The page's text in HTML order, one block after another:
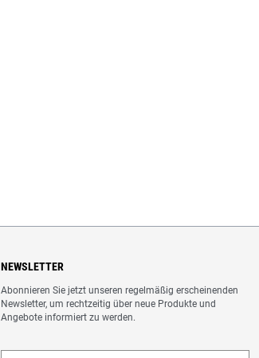
NEWSLETTER
Abonnieren Sie jetzt unseren regelmäßig erscheinenden
Newsletter, um rechtzeitig über neue Produkte und
Angebote informiert zu werden.